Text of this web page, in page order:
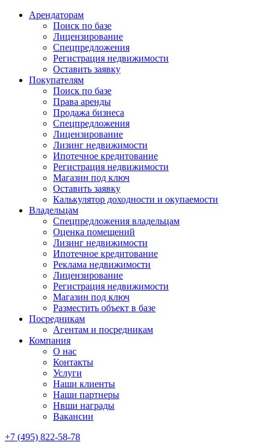
Арендаторам
Поиск по базе
Лицензирование
Спецпредложения
Регистрация недвижимости
Оставить заявку
Покупателям
Поиск по базе
Права аренды
Продажа бизнеса
Спецпредложения
Лицензирование
Лизинг недвижимости
Ипотечное кредитование
Регистрация недвижимости
Магазин под ключ
Оставить заявку
Калькулятор доходности и окупаемости
Владельцам
Спецпредложения владельцам
Оценка помещений
Лизинг недвижимости
Ипотечное кредитование
Реклама недвижимости
Лицензирование
Регистрация недвижимости
Магазин под ключ
Разместить объект в базе
Посредникам
Агентам и посредникам
Компания
О нас
Контакты
Услуги
Наши клиенты
Наши партнеры
Нвши награды
Вакансии
+7 (495) 822-58-78